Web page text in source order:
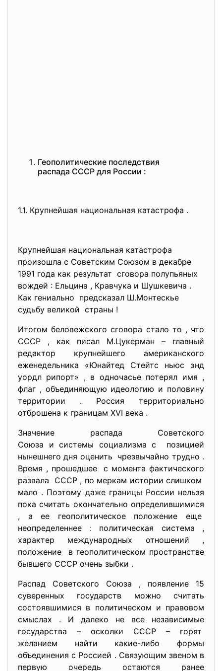
Геополитические последствия
распада СССР для России :
1.1. Крупнейшая национальная катастрофа .
Крупнейшая национальная катастрофа
произошла с Советским Союзом в декабре
1991 года как результат сговора полупьяных
вождей : Ельцина , Кравчука и Шушкевича .
Как гениально предсказал Ш.Монтескье
судьбу великой страны !
Итогом беловежского сговора стало то , что
СССР , как писал М.Цукерман – главный
редактор крупнейшего американского
еженедельника «Юнайтед Стейтс ньюс энд
уордл рипорт» , в одночасье потерял имя ,
флаг , объединяющую идеологию и половину
территории . Россия территориально
отброшена к границам XVI века .
Значение распада Советского
Союза и системы социализма с позицией
нынешнего дня оценить чрезвычайно трудно .
Время , прошедшее с момента фактического
развала СССР , по меркам истории слишком
мало . Поэтому даже границы России нельзя
пока считать окончательно определившимися
, а ее геополитическое положение еще
неопределеннее : политическая система ,
характер международных отношений ,
положение в геополитическом пространстве
бывшего СССР очень зыбки .
Распад Советского Союза , появление 15
суверенных государств можно считать
состоявшимися в политическом и правовом
смыслах . И далеко не все независимые
государства – осколки СССР – горят
желанием найти какие-либо формы
объединения с Россией . Связующим звеном в
первую очередь остаются ранее